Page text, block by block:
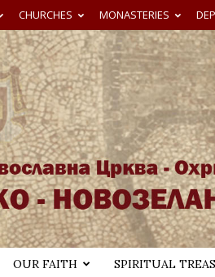
CHURCHES MONASTERIES
OUR FAITH SPIRITUAL